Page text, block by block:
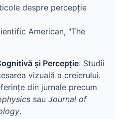
despre percepție
American, "The
și Percepție: Studii
vizuală a creierului.
din jurnale precum
sau Journal of
.